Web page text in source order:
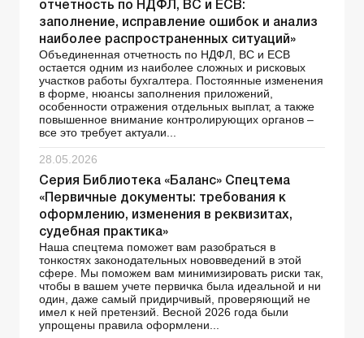
отчетность по НДФЛ, ВС и ЕСВ:
заполнение, исправление ошибок и анализ
наиболее распространенных ситуаций»
Объединенная отчетность по НДФЛ, ВС и ЕСВ
остается одним из наиболее сложных и рисковых
участков работы бухгалтера. Постоянные изменения
в форме, нюансы заполнения приложений,
особенности отражения отдельных выплат, а также
повышенное внимание контролирующих органов –
все это требует актуали...
28.05.2026
Серия Библиотека «Баланс» Спецтема
«Первичные документы: требования к
оформлению, изменения в реквизитах,
судебная практика»
Наша спецтема поможет вам разобраться в
тонкостях законодательных нововведений в этой
сфере. Мы поможем вам минимизировать риски так,
чтобы в вашем учете первичка была идеальной и ни
один, даже самый придирчивый, проверяющий не
имел к ней претензий. Весной 2026 года были
упрощены правила оформлени...